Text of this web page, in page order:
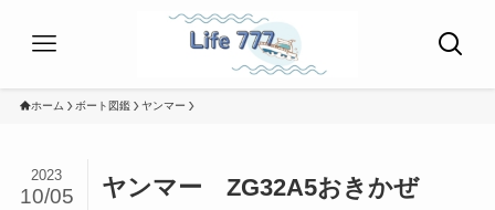
ホーム ボート図鑑 ヤンマー
ヤンマー ZG32A5おきかぜ
2023
10/05